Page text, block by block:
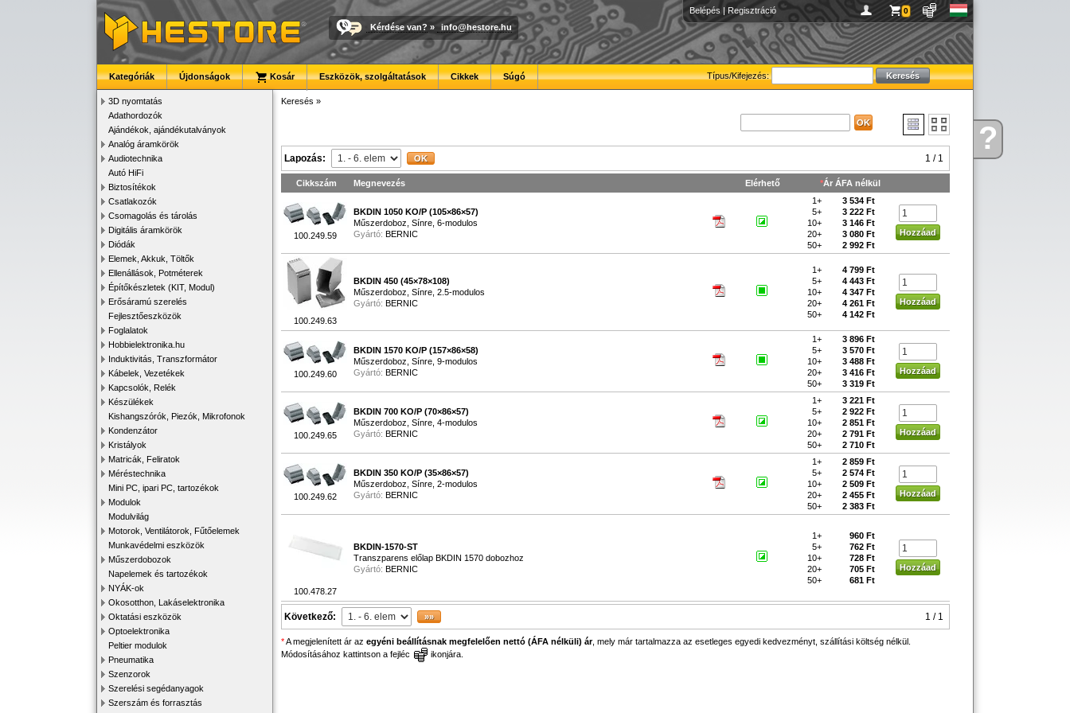
Kérdése
van
?
Belépés | Regisztráció 0
Kérdése van? » info@hestore.hu
Típus/Kifejezés:
Kategóriák Újdonságok Kosár Eszközök, szolgáltatások Cikkek Súgó
3D nyomtatás
Adathordozók
Ajándékok, ajándékutalványok
Analóg áramkörök
Audiotechnika
Autó HiFi
Biztosítékok
Csatlakozók
Csomagolás és tárolás
Digitális áramkörök
Diódák
Elemek, Akkuk, Töltők
Ellenállások, Potméterek
Építőkészletek (KIT, Modul)
Erősáramú szerelés
Fejlesztőeszközök
Foglalatok
Hobbielektronika.hu
Induktivitás, Transzformátor
Kábelek, Vezetékek
Kapcsolók, Relék
Készülékek
Kishangszórók, Piezók, Mikrofonok
Kondenzátor
Kristályok
Matricák, Feliratok
Méréstechnika
Mini PC, ipari PC, tartozékok
Modulok
Modulvilág
Motorok, Ventilátorok, Fűtőelemek
Munkavédelmi eszközök
Műszerdobozok
Napelemek és tartozékok
NYÁK-ok
Okosotthon, Lakáselektronika
Oktatási eszközök
Optoelektronika
Peltier modulok
Pneumatika
Szenzorok
Szerelési segédanyagok
Szerszám és forrasztás
Keresés »
Lapozás: 1 / 1
Cikkszám Megnevezés Elérhető *Ár ÁFA nélkül
100.249.59
BKDIN 1050 KO/P (105×86×57)
Műszerdoboz, Sínre, 6-modulos
Gyártó: BERNIC
1+
3 534 Ft
5+
3 222 Ft
10+
3 146 Ft
20+
3 080 Ft
50+
2 992 Ft
100.249.63
BKDIN 450 (45×78×108)
Műszerdoboz, Sínre, 2.5-modulos
Gyártó: BERNIC
1+
4 799 Ft
5+
4 443 Ft
10+
4 347 Ft
20+
4 261 Ft
50+
4 142 Ft
100.249.60
BKDIN 1570 KO/P (157×86×58)
Műszerdoboz, Sínre, 9-modulos
Gyártó: BERNIC
1+
3 896 Ft
5+
3 570 Ft
10+
3 488 Ft
20+
3 416 Ft
50+
3 319 Ft
100.249.65
BKDIN 700 KO/P (70×86×57)
Műszerdoboz, Sínre, 4-modulos
Gyártó: BERNIC
1+
3 221 Ft
5+
2 922 Ft
10+
2 851 Ft
20+
2 791 Ft
50+
2 710 Ft
100.249.62
BKDIN 350 KO/P (35×86×57)
Műszerdoboz, Sínre, 2-modulos
Gyártó: BERNIC
1+
2 859 Ft
5+
2 574 Ft
10+
2 509 Ft
20+
2 455 Ft
50+
2 383 Ft
100.478.27
BKDIN-1570-ST
Transzparens előlap BKDIN 1570 dobozhoz
Gyártó: BERNIC
1+
960 Ft
5+
762 Ft
10+
728 Ft
20+
705 Ft
50+
681 Ft
Következő: 1 / 1
*A megjelenített ár az egyéni beállításnak megfelelően nettó (ÁFA nélküli) ár, mely már tartalmazza az esetleges egyedi kedvezményt, szállítási költség nélkül.
Módosításához kattintson a fejléc
ikonjára.